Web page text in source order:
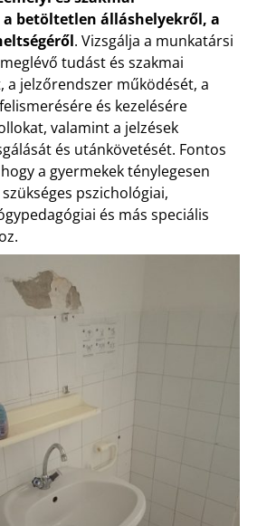
betöltetlen álláshelyekről, a
. Vizsgálja a munkatársi
tudást és szakmai
a jelzőrendszer működését, a
és kezelésére
valamint a jelzések
és utánkövetését. Fontos
a gyermekek ténylegesen
pszichológiai,
és más speciális